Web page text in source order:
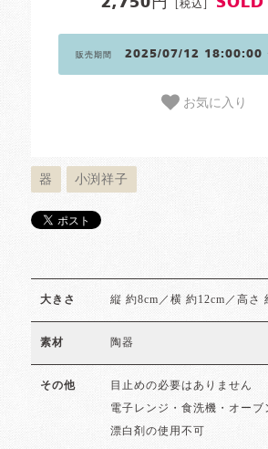
[税込]
販売期間 2025/07/12 18:00:00
お気に入り
器 小渕祥子
大きさ 縦 約8cm／横 約12cm／高さ
素材 陶器
その他 目止めの必要はありません
電子レンジ・食洗機・オーブ
漂白剤の使用不可